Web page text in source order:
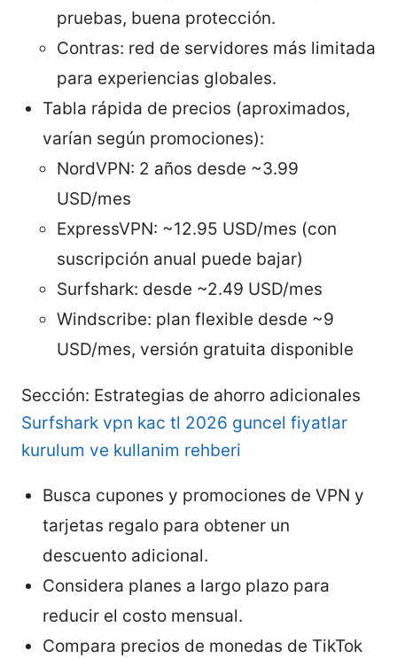
pruebas, buena protección.
Contras: red de servidores más limitada
para experiencias globales.
Tabla rápida de precios (aproximados,
varían según promociones):
NordVPN: 2 años desde ~3.99
USD/mes
ExpressVPN: ~12.95 USD/mes (con
suscripción anual puede bajar)
Surfshark: desde ~2.49 USD/mes
Windscribe: plan flexible desde ~9
USD/mes, versión gratuita disponible
Sección: Estrategias de ahorro adicionales
Surfshark vpn kac tl 2026 guncel fiyatlar
kurulum ve kullanim rehberi
Busca cupones y promociones de VPN y
tarjetas regalo para obtener un
descuento adicional.
Considera planes a largo plazo para
reducir el costo mensual.
Compara precios de monedas de TikTok